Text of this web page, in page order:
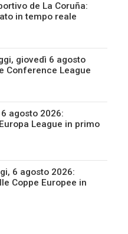
de La Coruña:
in tempo reale
giovedì 6 agosto
Conference League
agosto 2026:
League in primo
6 agosto 2026:
Coppe Europee in